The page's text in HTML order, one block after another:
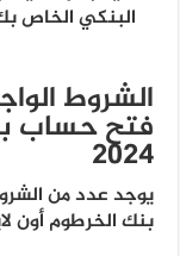
البنكي الخاص
الشروط
فتح حساب
2024
يوجد عدد من
بنك الخرطوم أون